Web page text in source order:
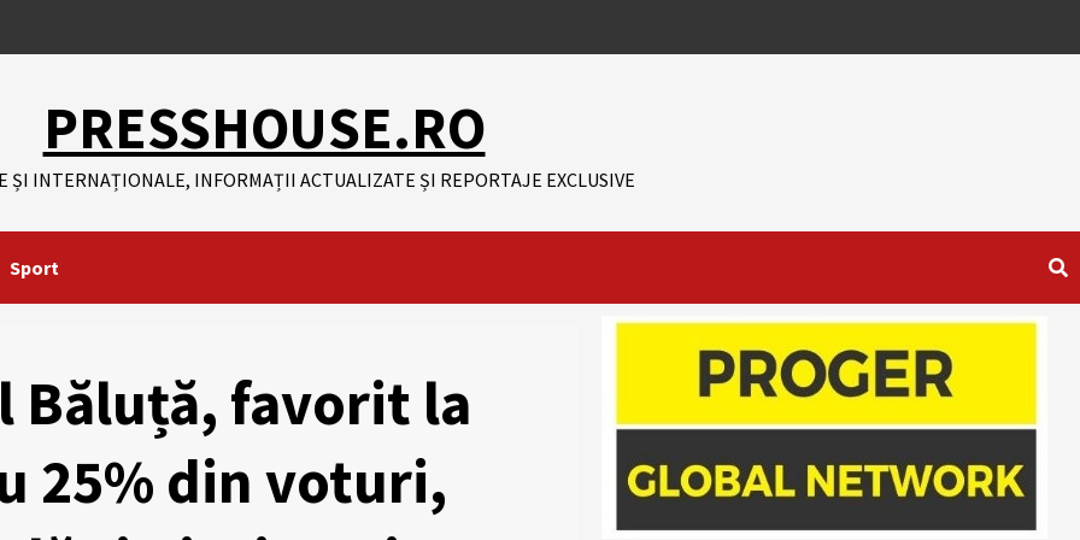
PRESSHOUSE.RO
ȘI INTERNAȚIONALE, INFORMAȚII ACTUALIZATE ȘI REPORTAJE EXCLUSIVE
Sport
Băluță, favorit la
25% din voturi,